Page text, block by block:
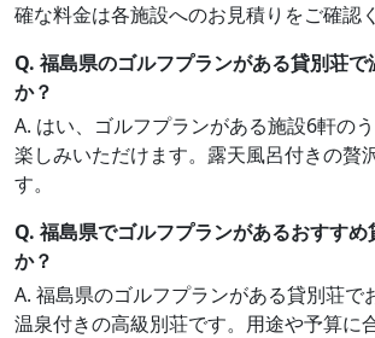
確な料金は各施設へのお見積りをご確認
Q. 福島県のゴルフプランがある貸別荘
か？
A. はい、ゴルフプランがある施設6軒の
楽しみいただけます。露天風呂付きの贅
す。
Q. 福島県でゴルフプランがあるおすす
か？
A. 福島県のゴルフプランがある貸別荘で
温泉付きの高級別荘です。用途や予算に